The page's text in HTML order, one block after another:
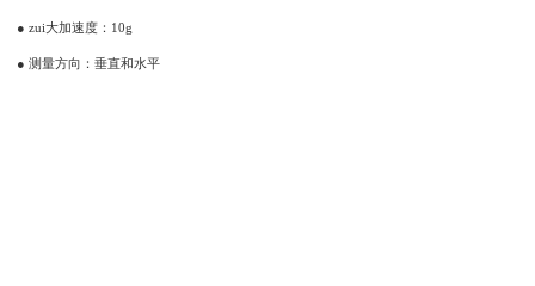
● zui大加速度：10g
● 测量方向：垂直和水平